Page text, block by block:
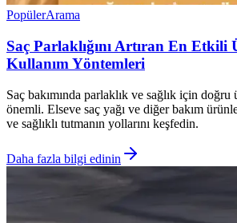
PopülerArama
Saç Parlaklığını Artıran En
Kullanım Yöntemleri
Saç bakımında parlaklık ve sağlık için doğru
önemli. Elseve saç yağı ve diğer bakım
ve sağlıklı tutmanın yollarını keşfedin.
Daha fazla bilgi edinin